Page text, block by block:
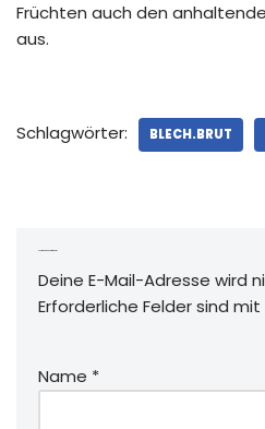
Früchten auch den
aus.
Schlagwörter: BLECH.BRUT
Deine E-Mail-Adresse wird
Erforderliche Felder sind mit
Name *